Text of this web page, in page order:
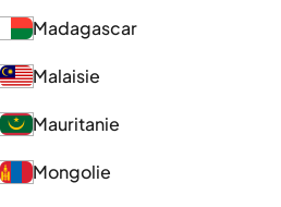
Madagascar
Malaisie
Mauritanie
Mongolie